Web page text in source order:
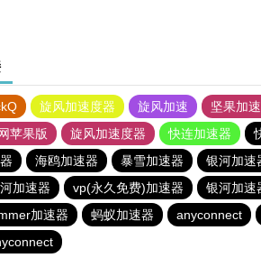
旋风加速度器 旋风加速 坚果加
苹果版
旋风加速度器 快连加速器
海鸥加速器 暴雪加速器 银河加速
加速器 vp(永久免费)加速器 银河加速
加速器 蚂蚁加速器 anyconnect